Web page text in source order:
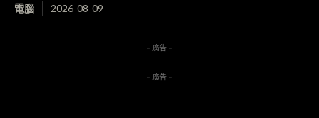
電腦 2026-08-09
- 廣告 -
- 廣告 -